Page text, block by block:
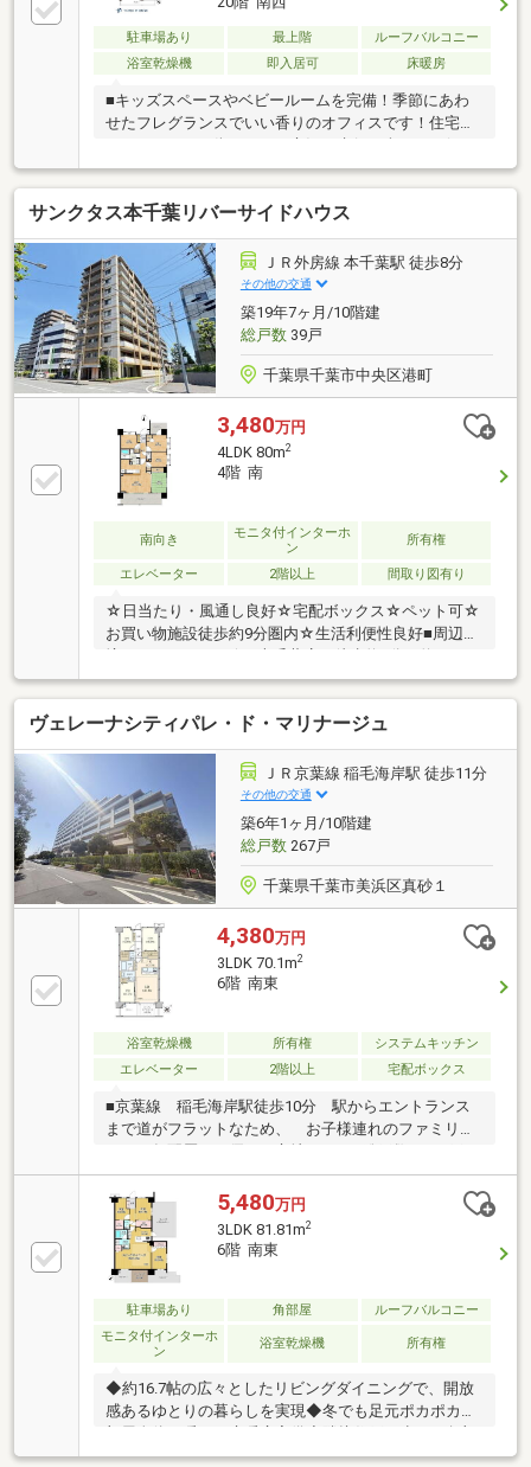
駐車場あり 最上階
ルーフバルコニー
浴室乾燥機
即入居可 床暖房
■キッズスペースやベビールームを完備！季節にあわ
せたフレグランスでいい香りのオフィスです！住宅ロ
させていただきます！！■独自のFP相談【未来カレン
ダー】住宅購入の資金計画は未来を見据えて立てなけ
ればいけません。漠然とした不安や悩みを『見える
化』して幸せな未来へのスタートを切りましょう。■
業界初の無料アフターサポート【TOHO HOUSE
CLUB】『住まい』のご購入はゴールではなくスタート
です。お客様の『住まい』と『暮らし』の安心と安全
を守るサービスを全て無料で提供しています。詳細は
お気軽にお問合せ下さい！
サンクタス本千葉リバーサイドハウス
ＪＲ外房線 本千葉駅 徒歩8分
その他の交通
築19年7ヶ月/10階建
総戸数39戸
千葉県千葉市中央区港町
3,480万円
4LDK 80m2
4階 南
南向き
モニタ付インターホ
ン
所有権
エレベーター 2階以上 間取り図有り
☆日当たり・風通し良好☆宅配ボックス☆ペット可☆
お買い物施設徒歩約9分圏内☆生活利便性良好■周辺環
リブレ京成 ミナーレ本千葉店／徒歩約9分／約650ｍ本
千葉 エンゼルホーム保育園／徒歩約5分／約350ｍ千葉
市立寒川小学校／徒歩約7分／約550ｍ千葉市立末広中
学校／徒歩約13分／約1000ｍ■交通■外房線/内房線
「本千葉」駅 徒歩約8分千葉都市モノレール「県庁
前」駅 徒歩約10分小湊鐵道バス「港町」停 徒歩約
2分■ご内覧・ご来店 ご希望のお客様へ■ご来店・ご
案内可能です！ご希望のお日にちをお気軽にご連絡下
さい
ヴェレーナシティパレ・ド・マリナージュ
ＪＲ京葉線 稲毛海岸駅 徒歩11分
その他の交通
築6年1ヶ月/10階建
総戸数267戸
千葉県千葉市美浜区真砂１
4,380万円
3LDK 70.1m2
6階 南東
浴室乾燥機 所有権
システムキッチン
エレベーター
2階以上 宅配ボックス
■京葉線 稲毛海岸駅徒歩10分 駅からエントランス
まで道がフラットなため、 お子様連れのファミリー
階南東向き■管理は安心の管理会社に全部委託 ●委託
先：大和地所コミュニティライフ株式会社 ●管理形
態：日勤管理■専有面積：70.10m2【3LDK】■人気の対
面式キッチン■豊富な収納 約1.8帖のビッグウォーク
インクローゼット、 約1.3帖のウォークインクローゼ
ットと収納豊富です。■アウトフレーム設計
5,480万円
3LDK 81.81m2
6階 南東
駐車場あり 角部屋
ルーフバルコニー
モニタ付インターホ
ン
浴室乾燥機 所有権
◆約16.7帖の広々としたリビングダイニングで、開放
感あるゆとりの暮らしを実現◆冬でも足元ポカポカ、
屋で静かに暮らせる快適な空間です！◆リビングを見